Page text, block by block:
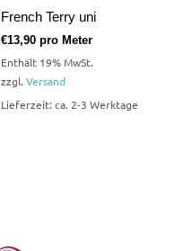
French Terry uni
€13,90 pro Meter
Enthält 19% MwSt.
zzgl. Versand
Lieferzeit: ca. 2-3 Werktage